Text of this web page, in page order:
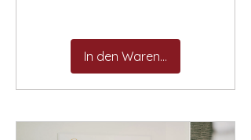
In den Warenkorb